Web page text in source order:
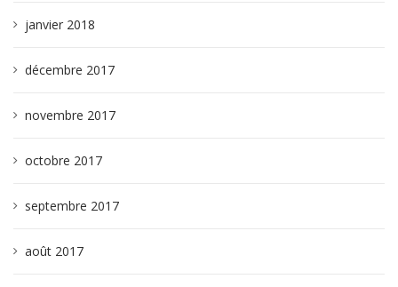
janvier 2018
décembre 2017
novembre 2017
octobre 2017
septembre 2017
août 2017